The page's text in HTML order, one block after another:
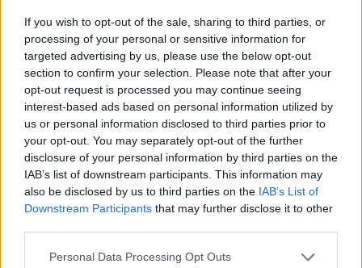
If you wish to opt-out of the sale, sharing to third parties, or
processing of your personal or sensitive information for
targeted advertising by us, please use the below opt-out
section to confirm your selection. Please note that after your
opt-out request is processed you may continue seeing
interest-based ads based on personal information utilized by
us or personal information disclosed to third parties prior to
your opt-out. You may separately opt-out of the further
disclosure of your personal information by third parties on the
IAB’s list of downstream participants. This information may
also be disclosed by us to third parties on the IAB’s List of
Downstream Participants that may further disclose it to other
Please note that this website/app uses one or more Google
Personal Data Processing Opt Outs
in Erwägung zieht. Das Unternehmen besteht darauf, dass
das Verfahren fair war und den Gesetzen zur öffentlichen
Auftragsvergabe entsprach.
Lesen Sie weitere Nachrichten über die BKKauf Daily
News Hungary.
Lesen Sie auch:
Zeitreise in Budapest: Die Vergangenheit kehrt mit
Nostalgietouren im August zurück! – FOTOS
Ab heute fahren die Straßenbahnlinien in ganz
Budapest wieder!